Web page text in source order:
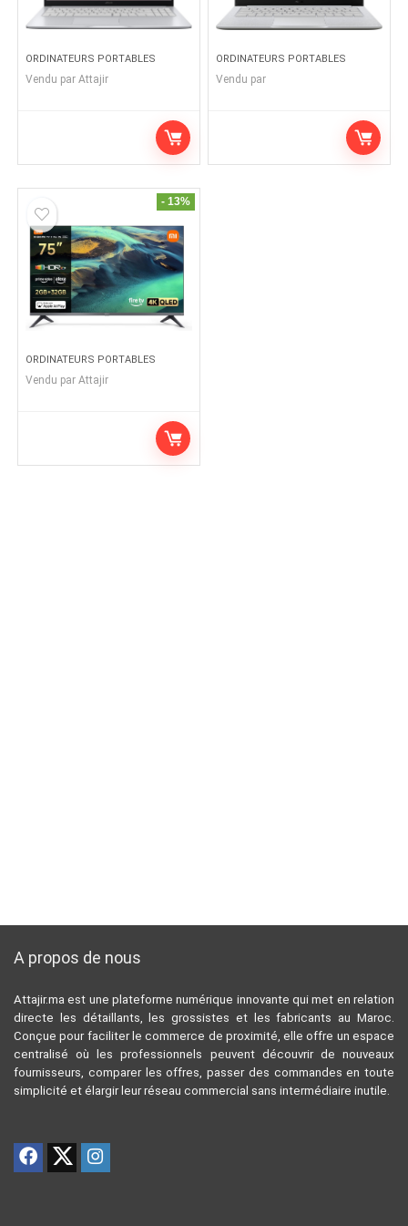
ORDINATEURS PORTABLES
Vendu par Attajir
ORDINATEURS PORTABLES
Vendu par
- 13%
ORDINATEURS PORTABLES
Vendu par Attajir
A propos de nous
Attajir.ma est une plateforme numérique innovante qui met en relation
directe les détaillants, les grossistes et les fabricants au Maroc.
Conçue pour faciliter le commerce de proximité, elle offre un espace
centralisé où les professionnels peuvent découvrir de nouveaux
fournisseurs, comparer les offres, passer des commandes en toute
simplicité et élargir leur réseau commercial sans intermédiaire inutile.